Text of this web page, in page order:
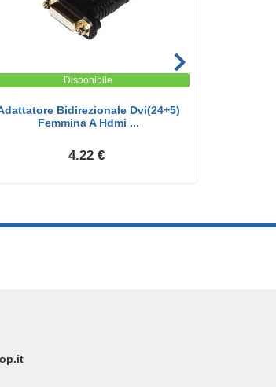
Disponibile
Bidirezionale Dvi(24+5)
Femmina A Hdmi ...
4.22 €